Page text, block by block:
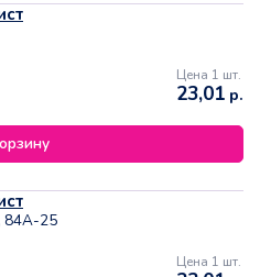
Цена 1 шт.
23,01 р.
84А-25
Цена 1 шт.